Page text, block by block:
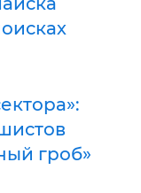
гроб»